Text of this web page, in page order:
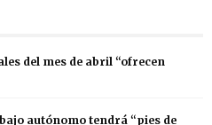
del mes de abril “ofrecen
autónomo tendrá “pies de